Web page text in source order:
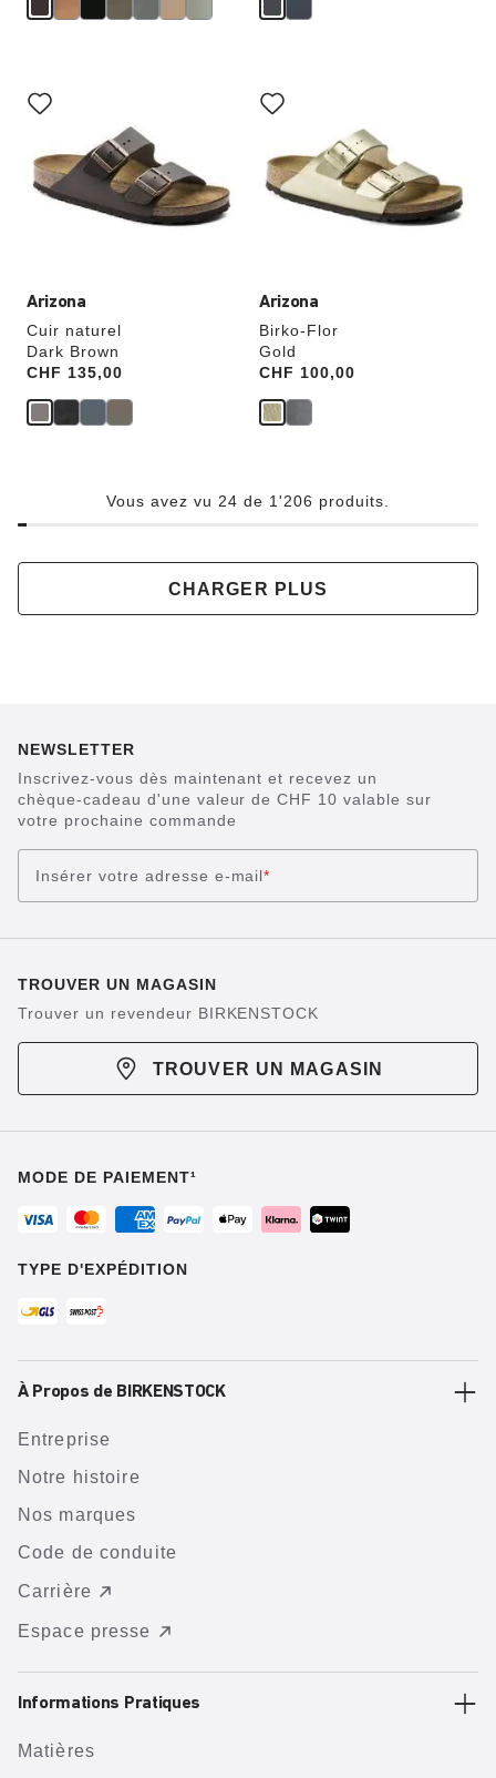
Arizona
Cuir naturel
Dark Brown
Price:
CHF 135,00
sur
les
échantillons
de
couleurs
modifiera
Arizona
Birko-Flor
Gold
Price:
CHF 100,00
sur
les
échantillons
de
couleurs
modifiera
Vous avez vu 24 de 1'206 produits.
CHARGER PLUS
NEWSLETTER
Inscrivez-vous dès maintenant et recevez un
chèque-cadeau d'une valeur de CHF 10 valable sur
votre prochaine commande
Insérer votre adresse e-mail*
TROUVER UN MAGASIN
Trouver un revendeur BIRKENSTOCK
TROUVER UN MAGASIN
MODE DE PAIEMENT¹
TYPE D'EXPÉDITION
À Propos de BIRKENSTOCK
Entreprise
Notre histoire
Nos marques
Code de conduite
Carrière
Espace presse
Informations Pratiques
Matières